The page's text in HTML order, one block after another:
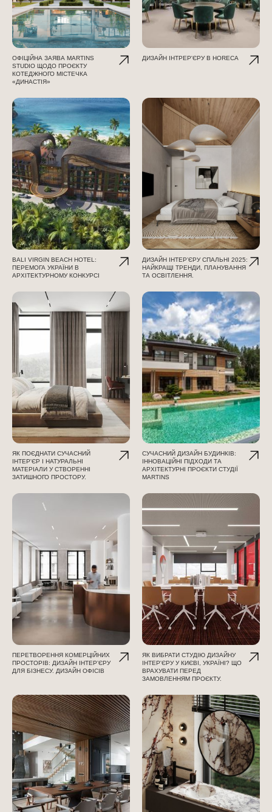
ОФІЦІЙНА ЗАЯВА MARTINS
STUDIO ЩОДО ПРОЄКТУ
КОТЕДЖНОГО МІСТЕЧКА
«ДИНАСТІЯ»
ДИЗАЙН ІНТРЕР'ЄРУ В HORECA
BALI VIRGIN BEACH HOTEL:
ПЕРЕМОГА УКРАЇНИ В
АРХІТЕКТУРНОМУ КОНКУРСІ
ДИЗАЙН ІНТЕР’ЄРУ СПАЛЬНІ 2025:
НАЙКРАЩІ ТРЕНДИ, ПЛАНУВАННЯ
ТА ОСВІТЛЕННЯ.
ЯК ПОЄДНАТИ СУЧАСНИЙ
ІНТЕР'ЄР І НАТУРАЛЬНІ
МАТЕРІАЛИ У СТВОРЕННІ
ЗАТИШНОГО ПРОСТОРУ.
СУЧАСНИЙ ДИЗАЙН БУДИНКІВ:
ІННОВАЦІЙНІ ПІДХОДИ ТА
АРХІТЕКТУРНІ ПРОЄКТИ СТУДІЇ
MARTINS
ПЕРЕТВОРЕННЯ КОМЕРЦІЙНИХ
ПРОСТОРІВ: ДИЗАЙН ІНТЕР’ЄРУ
ДЛЯ БІЗНЕСУ. ДИЗАЙН ОФІСІВ
ЯК ВИБРАТИ СТУДІЮ ДИЗАЙНУ
ІНТЕР'ЄРУ У КИЄВІ, УКРАЇНІ? ЩО
ВРАХУВАТИ ПЕРЕД
ЗАМОВЛЕННЯМ ПРОЄКТУ.